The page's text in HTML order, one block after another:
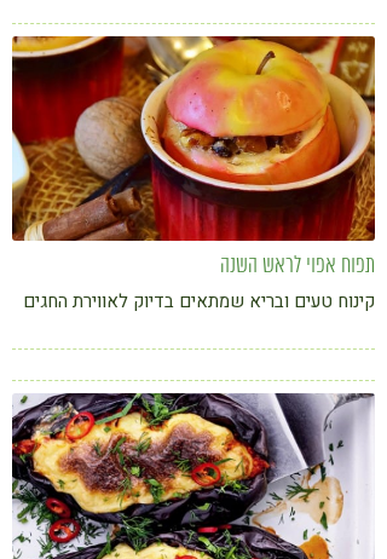
קורונה
טבעונות
תפוח אפוי לראש השנה
קינוח טעים ובריא שמתאים בדיוק לאווירת החגים